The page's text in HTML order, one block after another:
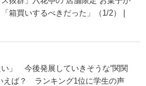
箱買いするべきだった」（1/2） |
い」 今後発展していきそうな“関関
えば？ ランキング1位に学生の声